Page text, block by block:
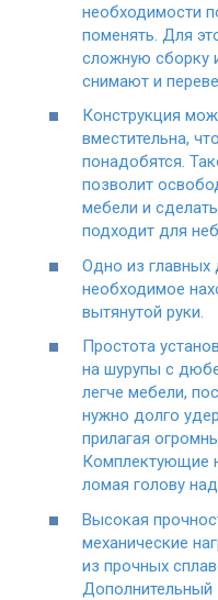
необходимости
поменять. Для
сложную сборку
снимают и
Конструкция
вместительна,
понадобятся.
позволит
мебели и
подходит для
Одно из главных
необходимое
вытянутой руки.
Простота
на шурупы с
легче мебели,
нужно долго
прилагая
Комплектующие
ломая голову
Высокая
механические
из прочных
Дополнительный